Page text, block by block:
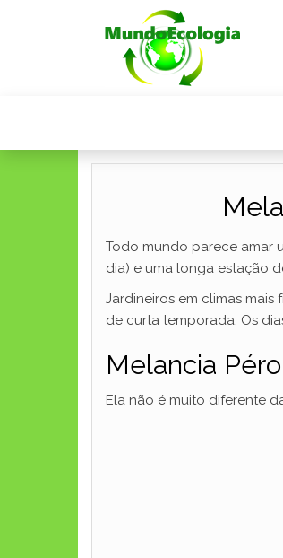
Todo mundo parece amar
dia) e uma longa estação
Jardineiros em climas
de curta temporada. Os
Melancia
Ela não é muito diferente